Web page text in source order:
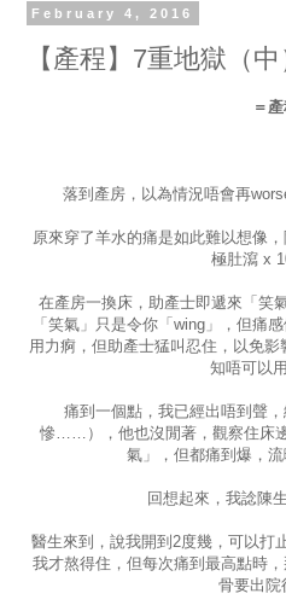
February 4, 2016
【產程】7重地獄（中
＝
落到產房，以為情況唔會再
原來穿了羊水的痛是如此難以想像
極肚瀉 x
在產房一換床，助產士即遞來「笑
「笑氣」只是令你「wing」，但痛
用力痾，但助產士猛叫忍住，以免
知唔可以
痛到一個點，我已經出唔到聲
慘……），他也沒閒著，觀察住床
氣」，但都痛到爆，
回想起來，我諗陳
醫生來到，說我開到2度幾，可以打
我才熬得住，但每次痛到最高點時
骨要出院